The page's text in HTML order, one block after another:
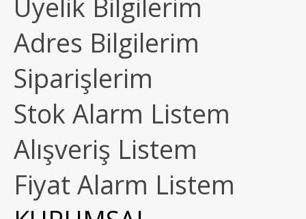
Üyelik Bilgilerim
Adres Bilgilerim
Siparişlerim
Stok Alarm Listem
Alışveriş Listem
Fiyat Alarm Listem